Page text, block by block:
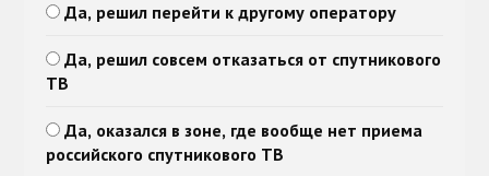
Да, решил перейти к другому оператору
Да, решил совсем отказаться от спутникового
ТВ
Да, оказался в зоне, где вообще нет приема
российского спутникового ТВ